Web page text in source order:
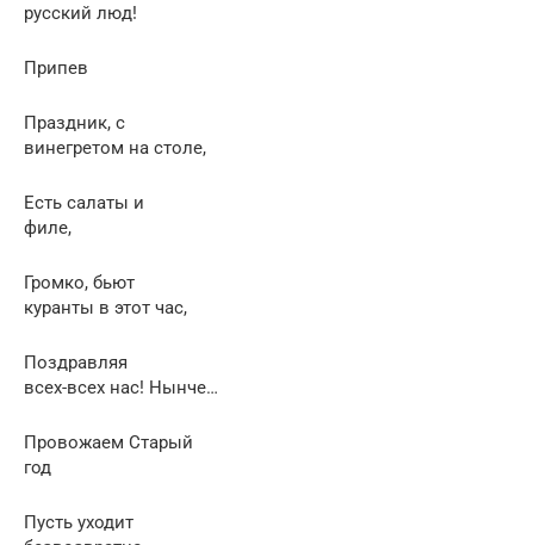
русский люд!
Припев
Праздник, с
винегретом на столе,
Есть салаты и
филе,
Громко, бьют
куранты в этот час,
Поздравляя
всех-всех нас! Нынче…
Провожаем Старый
год
Пусть уходит